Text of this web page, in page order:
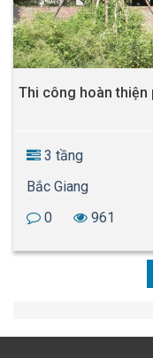
Thi công hoàn thiện
3 tầng
Bắc Giang
0
961